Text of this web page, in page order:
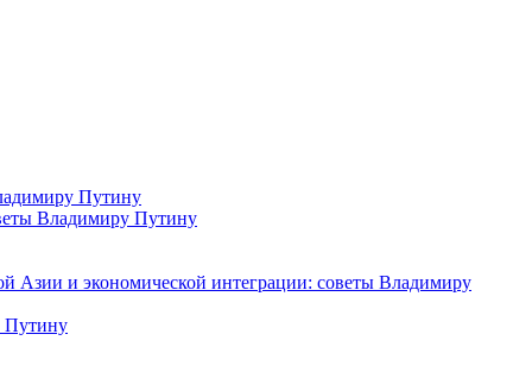
Путину
Владимиру Путину
Азии и экономической интеграции: советы Владимиру
Путину